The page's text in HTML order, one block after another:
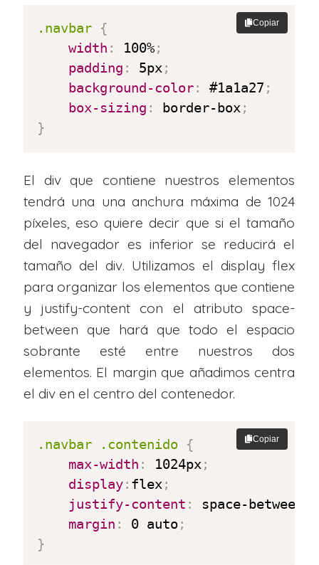
.navbar {
width : 100%;
padding : 5px;
background-color: #1a1a27 ;
box-sizing : border-box;
}
Copiar
El div que contiene nuestros elementos
tendrá una una anchura máxima de 1024
píxeles, eso quiere decir que si el tamaño
del navegador es inferior se reducirá el
tamaño del div. Utilizamos el display flex
para organizar los elementos que contiene
y justify-content con el atributo space-
between que hará que todo el espacio
sobrante esté entre nuestros dos
elementos. El margin que añadimos centra
el div en el centro del contenedor.
.navbar .contenido {
max-width : 1024px;
display: flex;
justify-content : space-between
margin : 0 auto;
}
Copiar